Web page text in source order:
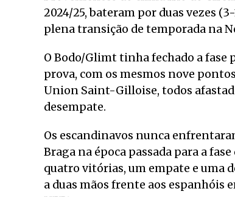
2024/25, bateram por duas vezes
plena transição de temporada na
O Bodo/Glimt tinha fechado a
prova, com os mesmos nove
Union Saint-Gilloise, todos
desempate.
Os escandinavos nunca
Braga na época passada para a
quatro vitórias, um empate e uma
a duas mãos frente aos espanhóis